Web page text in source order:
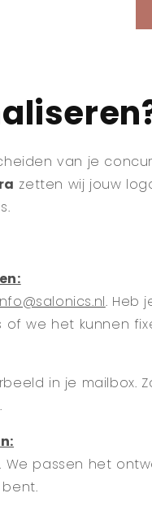
van je
zetten wij jouw
. Heb
of we het kunnen
in je mailbox.
We passen het